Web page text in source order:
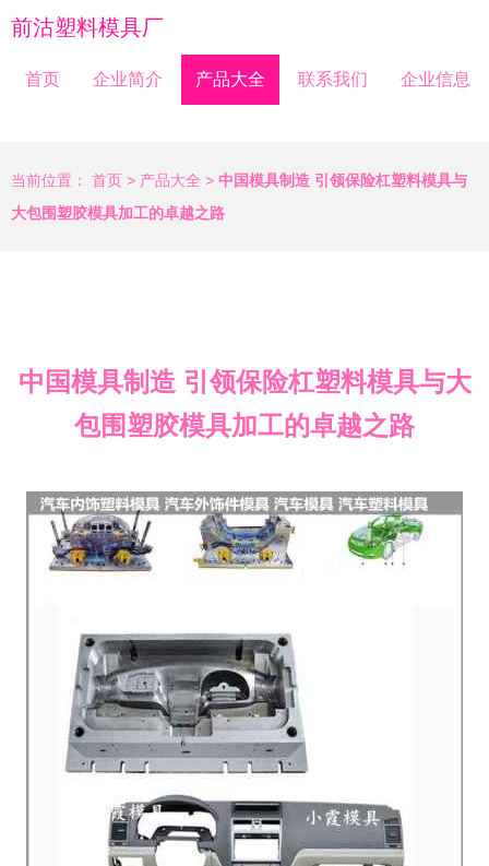
前沽塑料模具厂
首页 企业简介 产品大全 联系我们 企业信息
当前位置： 首页 > 产品大全 > 中国模具制造 引领保险杠塑料模具与
大包围塑胶模具加工的卓越之路
中国模具制造 引领保险杠塑料模具与大
包围塑胶模具加工的卓越之路